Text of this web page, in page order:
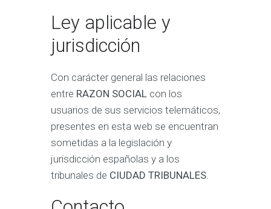
Ley aplicable y
jurisdicción
Con carácter general las relaciones
entre RAZON SOCIAL con los
usuarios de sus servicios telemáticos,
presentes en esta web se encuentran
sometidas a la legislación y
jurisdicción españolas y a los
tribunales de CIUDAD TRIBUNALES.